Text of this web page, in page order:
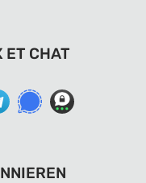
ET CHAT